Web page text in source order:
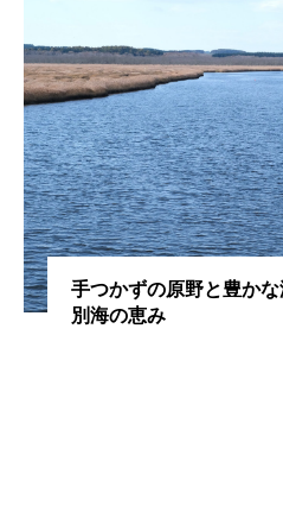
手つかずの原野と豊か
別海の恵み